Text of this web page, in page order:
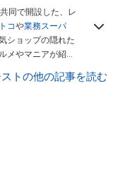
同で開設した、レ
コや業務スーパ
ショップの隠れた
メやマニアが紹介
ます。毎日トレン
トの他の記事を読む